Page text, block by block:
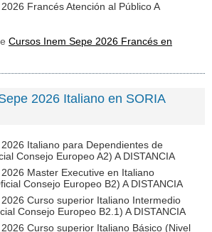
Francés Atención al Público A
Cursos Inem Sepe 2026 Francés en
2026 Italiano en SORIA
Italiano para Dependientes de
Consejo Europeo A2) A DISTANCIA
Master Executive en Italiano
Consejo Europeo B2) A DISTANCIA
Curso superior Italiano Intermedio
Consejo Europeo B2.1) A DISTANCIA
Curso superior Italiano Básico (Nivel